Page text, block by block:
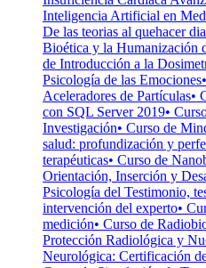
Inteligencia Artificial en
De las teorias al quehacer
Bioética y la Humanización
de Introducción a la
Psicología de las Emociones
Aceleradores de Partículas•
con SQL Server 2019•
Investigación• Curso de
salud: profundización y
terapéuticas• Curso de
Orientación, Inserción y
Psicología del Testimonio,
intervención del experto•
medición• Curso de
Protección Radiológica y
Neurológica: Certificación